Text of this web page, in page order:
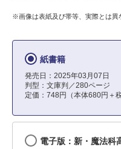
※画像は表紙及び帯等、実際とは異
紙書籍
発売日：2025年03月07日
判型：文庫判／280ページ
定価：748円（本体680円＋税
電子版：新・魔法